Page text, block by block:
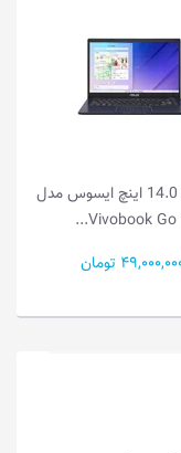
لپ تاپ 14.0
Vivobook Go 1...
55,500,000 تومان